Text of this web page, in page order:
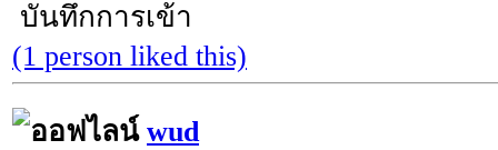
บันทึกการเข้า
(1 person liked this)
wud